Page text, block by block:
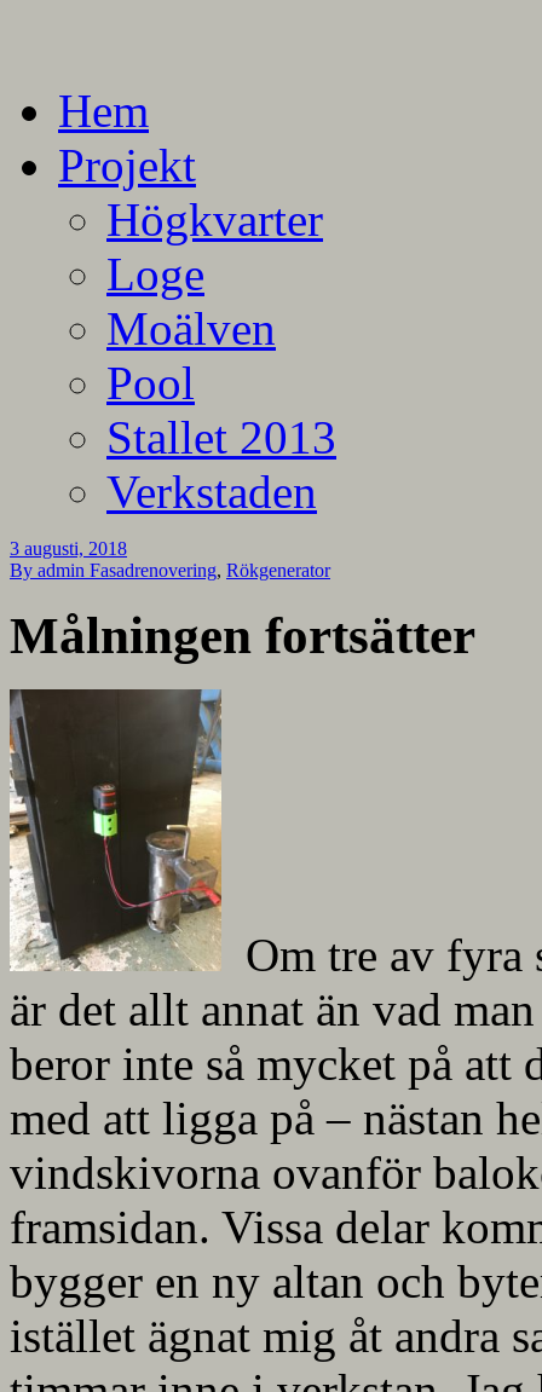
Hem
Projekt
Högkvarter
Loge
Moälven
Pool
Stallet 2013
Verkstaden
3 augusti, 2018
By admin Fasadrenovering, Rökgenerator
Målningen fortsätter
Om tre av fyra
är det allt annat än vad
beror inte så mycket på att
med att ligga på – nästan
vindskivorna ovanför
framsidan. Vissa delar
bygger en ny altan och
istället ägnat mig åt andra